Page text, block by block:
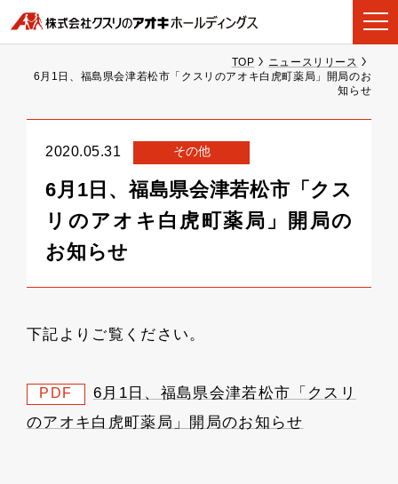
TOP
ニュースリリース
6月1日、福島県会津若松市「クスリのアオキ白虎町薬局」開局のお
知らせ
2020.05.31 その他
6月1日、福島県会津若松市「クス
リのアオキ白虎町薬局」開局の
お知らせ
下記よりご覧ください。
PDF
6月1日、福島県会津若松市「クスリ
のアオキ白虎町薬局」開局のお知らせ